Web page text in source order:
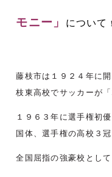
モニー 」 について
藤枝市は１９２４年に
枝東高校でサッカーが
１９６３年に選手権初
国体、選手権の高校３
全国屈指の強豪校とし